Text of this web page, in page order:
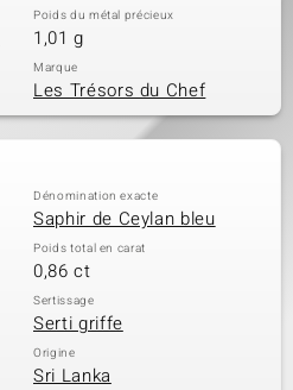
Poids du métal précieux
1,01 g
Marque
Les Trésors du Chef
Dénomination exacte
Saphir de Ceylan bleu
Poids total en carat
0,86 ct
Sertissage
Serti griffe
Origine
Sri Lanka